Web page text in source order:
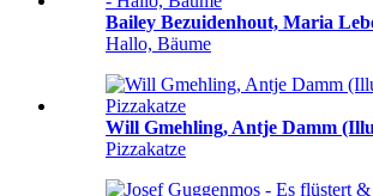
Bailey Bezuidenhout, Maria
Hallo, Bäume
Will Gmehling, Antje Damm
Pizzakatze